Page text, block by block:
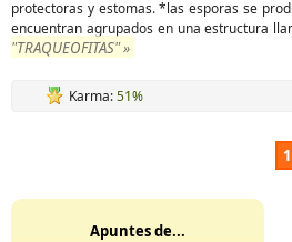
protectoras y estomas. *las esporas se
encuentran agrupados en una estructura
"TRAQUEOFITAS" »
Karma:51%
1
Apuntes de...